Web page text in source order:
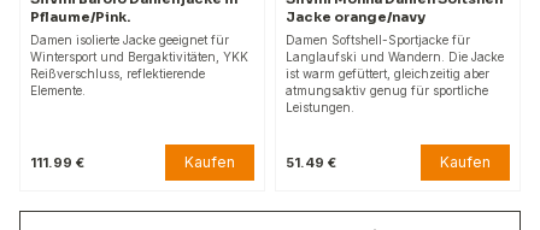
Pflaume/Pink.
Damen isolierte Jacke geeignet für
Wintersport und Bergaktivitäten, YKK
Reißverschluss, reflektierende
Elemente.
111.99 € Kaufen
Jacke orange/navy
Damen Softshell-Sportjacke für
Langlaufski und Wandern. Die Jacke
ist warm gefüttert, gleichzeitig aber
atmungsaktiv genug für sportliche
Leistungen.
51.49 € Kaufen